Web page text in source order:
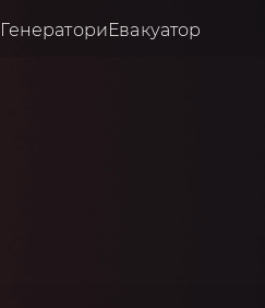
ГенераториЕвакуатор